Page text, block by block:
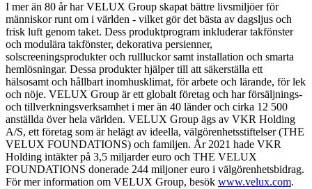
I mer än 80 år har VELUX Group skapat bättre livsmiljöer för
människor runt om i världen - vilket gör det bästa av dagsljus och
frisk luft genom taket. Dess produktprogram inkluderar takfönster
och modulära takfönster, dekorativa persienner,
solscreeningsprodukter och rullluckor samt installation och smarta
hemlösningar. Dessa produkter hjälper till att säkerställa ett
hälsosamt och hållbart inomhusklimat, för arbete och lärande, för lek
och nöje. VELUX Group är ett globalt företag och har försäljnings-
och tillverkningsverksamhet i mer än 40 länder och cirka 12 500
anställda över hela världen. VELUX Group ägs av VKR Holding
A/S, ett företag som är helägt av ideella, välgörenhetsstiftelser (THE
VELUX FOUNDATIONS) och familjen. År 2021 hade VKR
Holding intäkter på 3,5 miljarder euro och THE VELUX
FOUNDATIONS donerade 244 miljoner euro i välgörenhetsbidrag.
För mer information om VELUX Group, besök www.velux.com.